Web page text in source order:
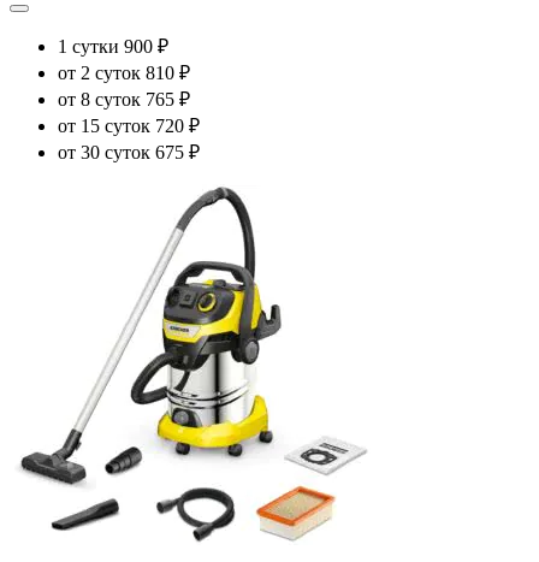
1 сутки 900 ₽
от 2 суток 810 ₽
от 8 суток 765 ₽
от 15 суток 720 ₽
от 30 суток 675 ₽